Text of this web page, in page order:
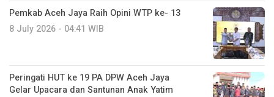
Pemkab Aceh Jaya Raih Opini WTP ke- 13
8 July 2026 - 04:41 WIB
Peringati HUT ke 19 PA DPW Aceh Jaya
Gelar Upacara dan Santunan Anak Yatim ‎